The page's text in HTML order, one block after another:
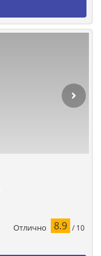
Отлично 8.9 / 10